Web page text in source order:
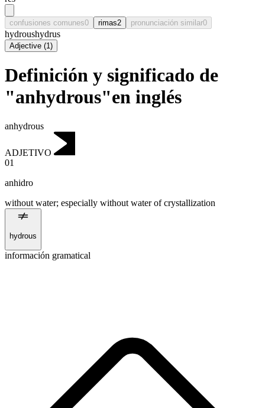
confusiones comunes0 rimas2 pronunciación similar0
hydroushydrus
Adjective (1)
Definición y significado de
"anhydrous"en inglés
anhydrous
ADJETIVO
01
anhidro
without water; especially without water of crystallization
hydrous
información gramatical